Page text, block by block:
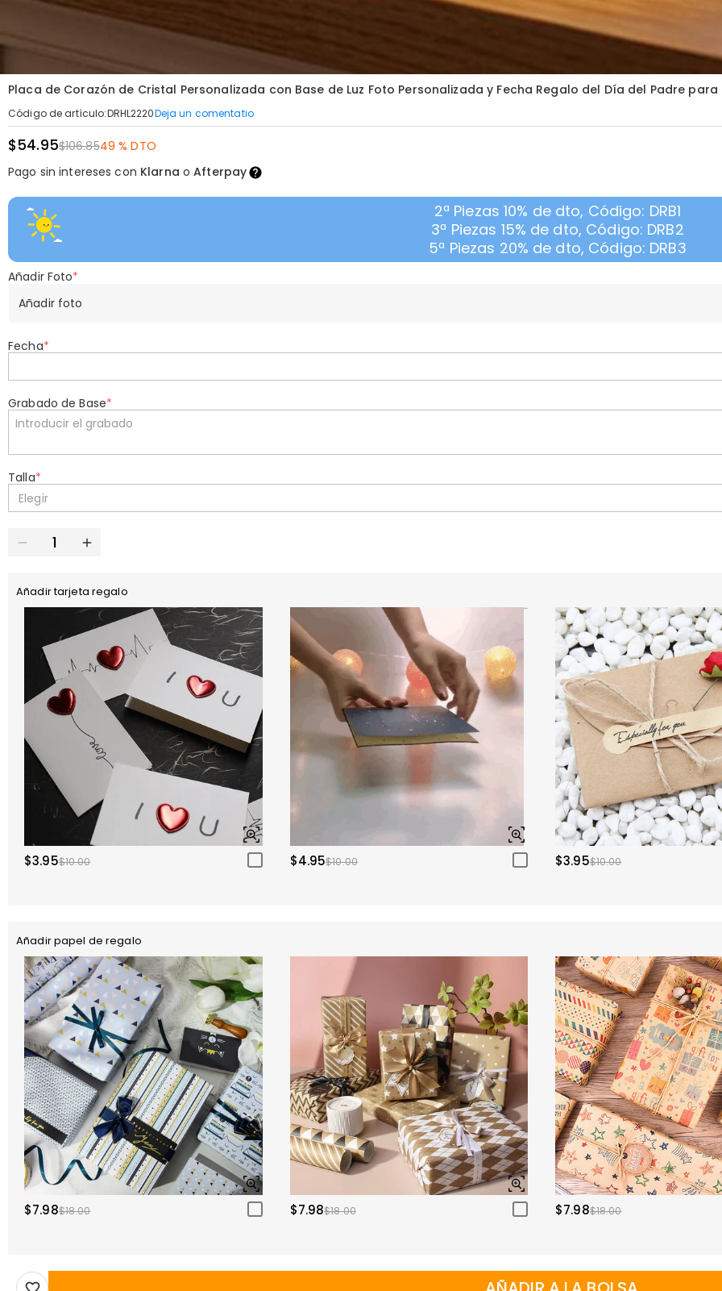
Placa de Corazón de Cristal Personalizada con Base de Luz Foto Personalizada y Fecha Regalo del Día del Padre para
Código de artículo:DRHL2220Deja un comentatio
$54.95$106.8549 % DTO
Pago sin intereses con Klarna oAfterpay
2ª Piezas 10% de dto, Código: DRB1
3ª Piezas 15% de dto, Código: DRB2
5ª Piezas 20% de dto, Código: DRB3
Añadir Foto*
Añadir foto
Fecha*
Grabado de Base*
Talla*
Elegir
Añadir tarjeta regalo
$3.95$10.00 $4.95$10.00 $3.95$10.00
Añadir papel de regalo
$7.98$18.00 $7.98$18.00 $7.98$18.00